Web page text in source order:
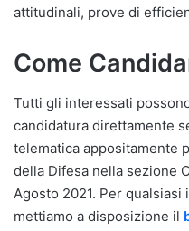
attitudinali, prove di
Come
Tutti gli interessati
candidatura direttamente
telematica appositamente
della Difesa nella sezione
Agosto 2021. Per
mettiamo a disposizione il